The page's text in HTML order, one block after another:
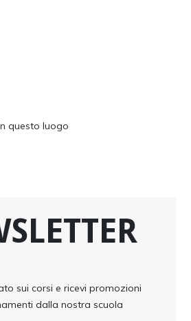
questo luogo
sui corsi e ricevi promozioni
dalla nostra scuola